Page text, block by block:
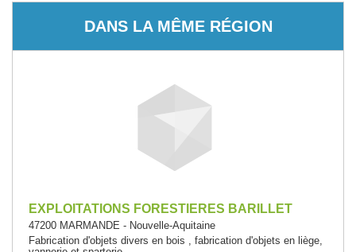
DANS LA MÊME RÉGION
EXPLOITATIONS FORESTIERES BARILLET
47200 MARMANDE - Nouvelle-Aquitaine
Fabrication d'objets divers en bois , fabrication d'objets en liège,